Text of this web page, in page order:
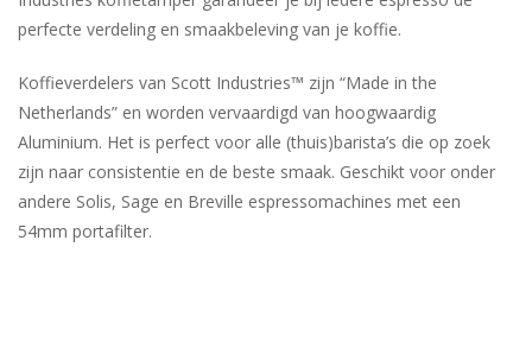
perfecte verdeling en smaakbeleving van je koffie.
Koffieverdelers van Scott Industries™ zijn “Made in the
Netherlands” en worden vervaardigd van hoogwaardig
Aluminium. Het is perfect voor alle (thuis)barista’s die op zoek
zijn naar consistentie en de beste smaak. Geschikt voor onder
andere Solis, Sage en Breville espressomachines met een
54mm portafilter.